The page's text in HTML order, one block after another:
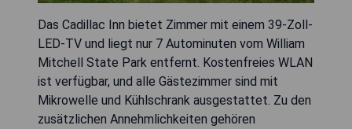
Das Cadillac Inn bietet Zimmer mit einem 39-Zoll-
LED-TV und liegt nur 7 Autominuten vom William
Mitchell State Park entfernt. Kostenfreies WLAN
ist verfügbar, und alle Gästezimmer sind mit
Mikrowelle und Kühlschrank ausgestattet. Zu den
zusätzlichen Annehmlichkeiten gehören